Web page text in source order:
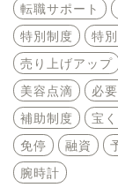
転職サポート
特別制度
特
売り上げアップ
美容点滴
必
補助制度
宝
免停
融資
腕時計